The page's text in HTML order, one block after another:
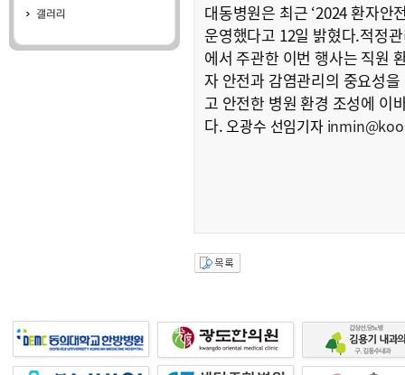
대동병원은 최근 ‘2024 환자안
운영했다고 12일 밝혔다.적정
에서 주관한 이번 행사는 직원
자 안전과 감염관리의 중요성
고 안전한 병원 환경 조성에 이
다.오광수 선임기자